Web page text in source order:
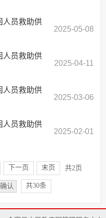
人员救助供
2025-05-08
人员救助供
2025-04-11
人员救助供
2025-03-06
人员救助供
2025-02-01
下一页 末页 共2页
确认 共30条